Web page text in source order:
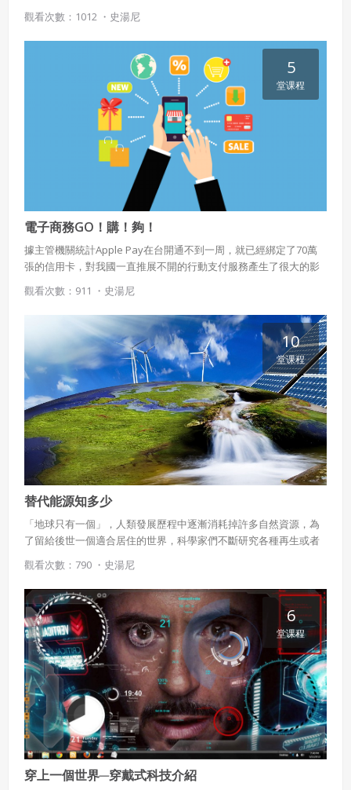
進。 本課程從軌道交通切入，介紹軌道交通的多樣性及其歷史演
變，進而介紹現代交通科技的產物，同時展示背後的科技原理與環
保科技、自動化技術的結合，期待將交通科技的廣度與深度讓所有
觀看次數：1012 ・ 史湯尼
5
堂课程
電子商務GO！購！夠！
據主管機關統計Apple Pay在台開通不到一周，就已經綁定了70萬
張的信用卡，對我國一直推展不開的行動支付服務產生了很大的影
響。 行動支付的發展經過了長時間的演進，範圍也很廣，我們現在
的常見的網路購物、ETC、電子商務，都是行動支付發展的重要歷
程，本課程除了介紹這些技術的演進，同時介紹行動支付或電子商
務下的交易安全知識，希望我們在擁抱新科技的同時也能保護自己
的安全。
觀看次數：911 ・ 史湯尼
10
堂课程
替代能源知多少
「地球只有一個」，人類發展歷程中逐漸消耗掉許多自然資源，為
了留給後世一個適合居住的世界，科學家們不斷研究各種再生或者
替代能源。隨著科技的進步，一些遙不可及的替代能源技術或許能
漸漸被一般民眾於生活中使用。
觀看次數：790 ・ 史湯尼
6
堂课程
穿上一個世界─穿戴式科技介紹
使用 Facebook 帳號登入
還沒有註冊帳號嗎？點擊立刻註冊
想起密碼了嗎？點擊立刻登入
使用 Facebook 帳號註冊
使用 Google 帳號註冊
已閱讀使用條款和 隱私政策
已經有註冊帳號了嗎？點擊立刻登入
緣會員有意願吉寶知識系統（本系統），經註冊本
系統表示您同意會員合約：
一、定義條款
授權內容：係指吉寶系統有限公司（吉寶系統公司）所有或
經授權使用而置放於吉寶知識系統網站或系統內之著作物。
衍生著作：係指就授權內容改作之創作。
二、會員規範
會員同意遵守本系統之會員規範、著作權條款及隱私權政
策。
違反前項約定者，本系統得終止會員資格。
三、著作權授權
會員得於本系統內使用授權內容，除經著作權人有標示採取
創用CC授權或其他授權者，會員不得重製、轉載、散布或類
似方法流通授權內容。
本系統防盜拷措施或類似措施，會員不得予以破解、破壞或
會員使用本系統之費用，由吉寶系統公司定之並按月收取。
吉寶系統公司得不定期公告與調整費用。
四、會員授權
會員享有其創作之衍生著作的著作權，但會員同意吉寶系統
公司得於該著作權存續期間內無償使用，包括再授權之權
利。
本條約定不因本合約終止而失效。
五、聲明保證
我同意上述會員條款
同意上述條款，確定註冊